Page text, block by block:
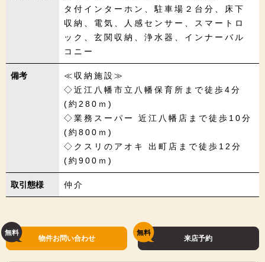
タ付インターホン、駐車場２台分、床下
収納、電気、人感センサー、スマートロ
ック、玄関収納、浄水器、インナーバル
コニー
備考
≪収納施設≫
◇近江八幡市立八幡保育所まで徒歩4分
(約280ｍ)
◇業務スーパー 近江八幡店まで徒歩10分
(約800ｍ)
◇クスリのアオキ 出町店まで徒歩12分
(約900ｍ)
取引態様 仲介
物件お問い合わせ 来店予約